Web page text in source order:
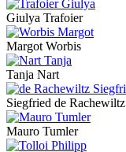
Giulya Trafoier
Margot Worbis
Tanja Nart
Siegfried de Rachewiltz
Mauro Tumler